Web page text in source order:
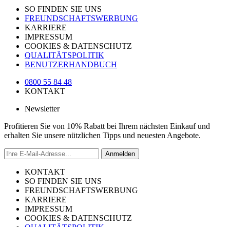
SO FINDEN SIE UNS
FREUNDSCHAFTSWERBUNG
KARRIERE
IMPRESSUM
COOKIES & DATENSCHUTZ
QUALITÄTSPOLITIK
BENUTZERHANDBUCH
0800 55 84 48
KONTAKT
Newsletter
Profitieren Sie von 10% Rabatt bei Ihrem nächsten Einkauf und
erhalten Sie unsere nützlichen Tipps und neuesten Angebote.
Anmelden
KONTAKT
SO FINDEN SIE UNS
FREUNDSCHAFTSWERBUNG
KARRIERE
IMPRESSUM
COOKIES & DATENSCHUTZ